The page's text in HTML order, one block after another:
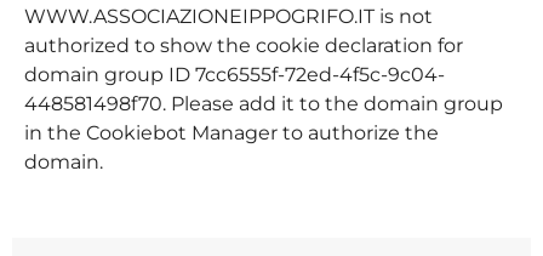
WWW.ASSOCIAZIONEIPPOGRIFO.IT is not
authorized to show the cookie declaration for
domain group ID 7cc6555f-72ed-4f5c-9c04-
448581498f70. Please add it to the domain group
in the Cookiebot Manager to authorize the
domain.